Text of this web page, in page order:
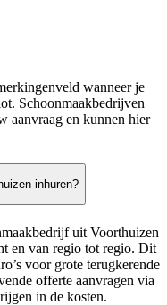
wanneer je
Schoonmaakbedrijven
aanvraag en kunnen hier
inhuren?
uit Voorthuizen
en van regio tot regio. Dit
voor grote terugkerende
offerte aanvragen via
in de kosten.